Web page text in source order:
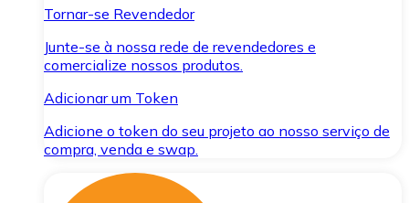
Tornar-se Revendedor
Junte-se à nossa rede de revendedores e
comercialize nossos produtos.
Adicionar um Token
Adicione o token do seu projeto ao nosso serviço de
compra, venda e swap.